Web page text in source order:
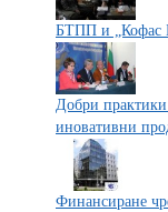
БТПП и „Кофас
Добри
иновативни
Финансиране